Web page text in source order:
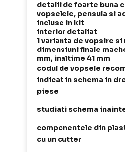
detalii de foarte buna
vopselele, pensula si
incluse in kit
interior detaliat
1 varianta de vopsire si
dimensiuni finale
mm, inaltime 41 mm
codul de vopsele
indicat in schema in
piese
studiati schema
componentele din
cu un cutter